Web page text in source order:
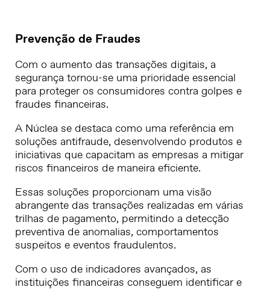
Prevenção de Fraudes
Com o aumento das transações digitais, a
segurança tornou-se uma prioridade essencial
para proteger os consumidores contra golpes e
fraudes financeiras.
A Núclea se destaca como uma referência em
soluções antifraude, desenvolvendo produtos e
iniciativas que capacitam as empresas a mitigar
riscos financeiros de maneira eficiente.
Essas soluções proporcionam uma visão
abrangente das transações realizadas em várias
trilhas de pagamento, permitindo a detecção
preventiva de anomalias, comportamentos
suspeitos e eventos fraudulentos.
Com o uso de indicadores avançados, as
instituições financeiras conseguem identificar e